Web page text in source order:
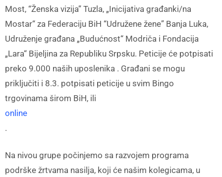
Most, “Ženska vizija” Tuzla, „Inicijativa građanki/na
Mostar“ za Federaciju BiH “Udružene žene” Banja Luka,
Udruženje građana „Budućnost“ Modriča i Fondacija
„Lara“ Bijeljina za Republiku Srpsku. Peticije će potpisati
preko 9.000 naših uposlenika . Građani se mogu
priključiti i 8.3. potpisati peticije u svim Bingo
trgovinama širom BiH, ili
online
.
Na nivou grupe počinjemo sa razvojem programa
podrške žrtvama nasilja, koji će našim kolegicama, u